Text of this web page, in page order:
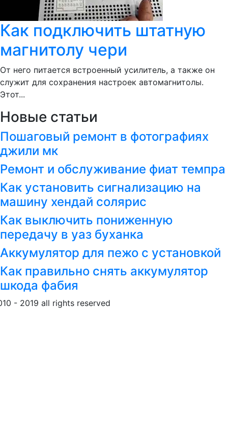
Как подключить штатную
магнитолу чери
От него питается встроенный усилитель, а также он
служит для сохранения настроек автомагнитолы.
Этот...
Новые статьи
Пошаговый ремонт в фотографиях
джили мк
Ремонт и обслуживание фиат темпра
Как установить сигнализацию на
машину хендай солярис
Как выключить пониженную
передачу в уаз буханка
Аккумулятор для пежо с установкой
Как правильно снять аккумулятор
шкода фабия
- 2019 all rights reserved